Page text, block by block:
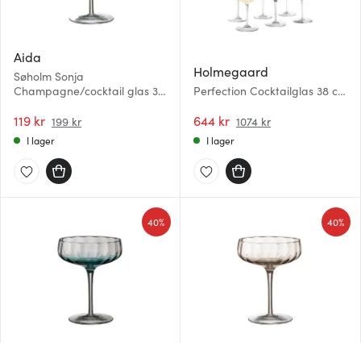
Aida
Søholm Sonja
Champagne/cocktail glas 30
119 kr 199 kr
I lager
Holmegaard
Perfection Cocktailglas 38 cl
644 kr 1074 kr
I lager
40% 40%